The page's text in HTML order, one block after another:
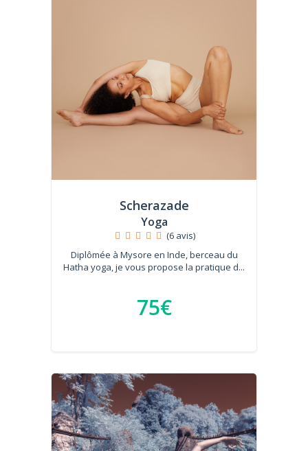
Scherazade
Yoga
(6 avis)
Diplômée à Mysore en Inde, berceau du
Hatha yoga, je vous propose la pratique d...
75€